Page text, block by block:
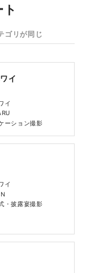
ゴリが同じ
イ
イ
ーション撮影
イ
・披露宴撮影